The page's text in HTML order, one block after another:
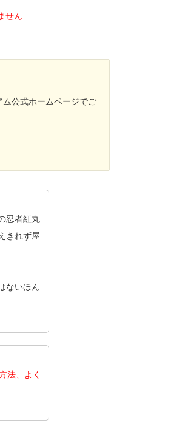
せん
公式ホームページでご
忍者紅丸
きれず屋
ないほん
法、よく